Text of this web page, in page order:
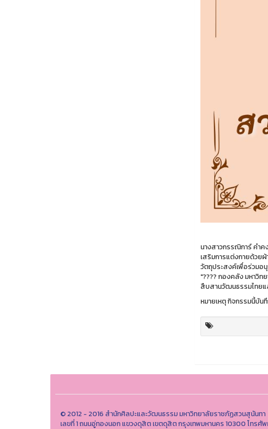
นางสาวกรรณิการ์ คำ
เสริมการแต่งกายด้วย
วัตถุประสงค์เพื่อร่วมอ
"???? กองคลัง มหาวิ
สืบสานวัฒนธรรมไทยแ
หมายเหตุ กิจกรรมนี้บั
© 2012 - 2016 สำนักศิลปะและวัฒนธรรม มหาวิทยาลัยราชภัฏสวนสุนันทา
เลขที่ 1 ถนนอู่ทองนอก แขวงดุสิต เขตดุสิต กรุงเทพมหานคร 10300 โทรศั